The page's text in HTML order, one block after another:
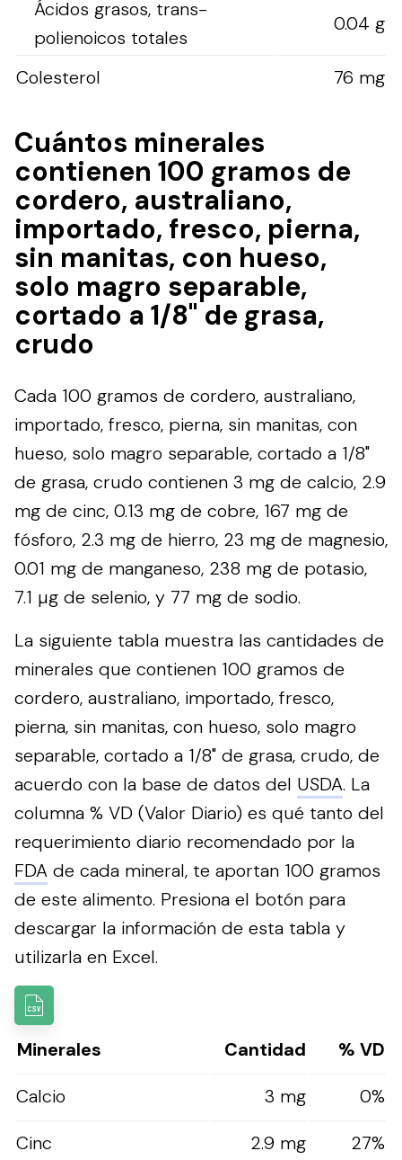
Ácidos grasos, trans-
polienoicos totales
0.04 g
Colesterol 76 mg
Cuántos minerales
contienen 100 gramos de
cordero, australiano,
importado, fresco, pierna,
sin manitas, con hueso,
solo magro separable,
cortado a 1/8" de grasa,
crudo
Cada 100 gramos de cordero, australiano,
importado, fresco, pierna, sin manitas, con
hueso, solo magro separable, cortado a 1/8"
de grasa, crudo contienen 3 mg de calcio, 2.9
mg de cinc, 0.13 mg de cobre, 167 mg de
fósforo, 2.3 mg de hierro, 23 mg de magnesio,
0.01 mg de manganeso, 238 mg de potasio,
7.1 µg de selenio, y 77 mg de sodio.
La siguiente tabla muestra las cantidades de
minerales que contienen 100 gramos de
cordero, australiano, importado, fresco,
pierna, sin manitas, con hueso, solo magro
separable, cortado a 1/8" de grasa, crudo, de
acuerdo con la base de datos del USDA. La
columna % VD (Valor Diario) es qué tanto del
requerimiento diario recomendado por la
FDA de cada mineral, te aportan 100 gramos
de este alimento. Presiona el botón para
descargar la información de esta tabla y
utilizarla en Excel.
Minerales Cantidad
% VD
Calcio
3 mg
0%
Cinc
2.9 mg
27%